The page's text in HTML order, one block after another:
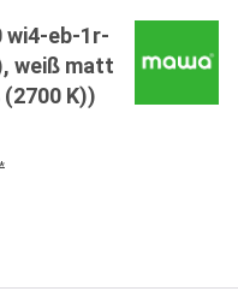
wi4-eb-1r-
weiß matt
K))